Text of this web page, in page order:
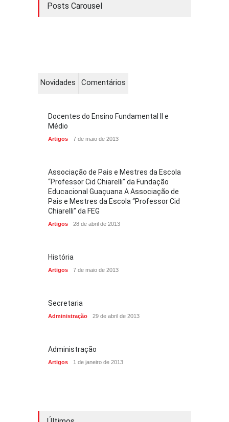
Posts Carousel
Novidades Comentários
Docentes do Ensino Fundamental II e
Médio
Artigos 7 de maio de 2013
Associação de Pais e Mestres da Escola
“Professor Cid Chiarelli” da Fundação
Educacional Guaçuana A Associação de
Pais e Mestres da Escola “Professor Cid
Chiarelli” da FEG
Artigos 28 de abril de 2013
História
Artigos 7 de maio de 2013
Secretaria
Administração 29 de abril de 2013
Administração
Artigos 1 de janeiro de 2013